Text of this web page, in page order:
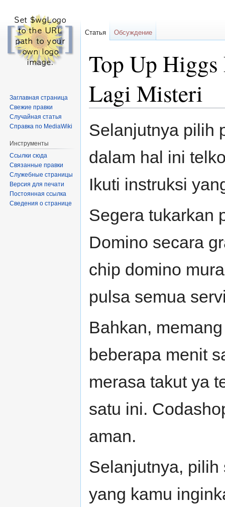
Top Up
Lagi Misteri
Перейти
к
Перейти
кSelanjutnya pilih
dalam hal ini
Ikuti instruksi
Segera tukarkan
Domino secara
chip domino
pulsa semua
Bahkan,
beberapa menit
merasa takut ya
satu ini.
aman.
Selanjutnya,
yang kamu
Статья Обсуждение
Заглавная страница
Свежие правки
Случайная статья
Справка по MediaWiki
Инструменты
Ссылки сюда
Связанные правки
Служебные страницы
Версия для печати
Постоянная ссылка
Сведения о странице